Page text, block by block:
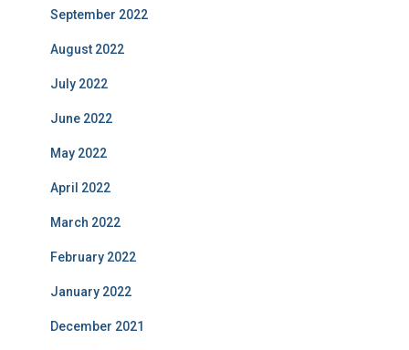
September 2022
August 2022
July 2022
June 2022
May 2022
April 2022
March 2022
February 2022
January 2022
December 2021